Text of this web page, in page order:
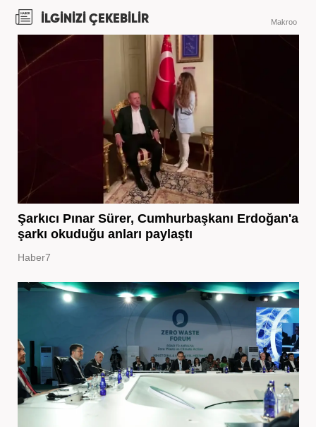
İLGİNİZİ ÇEKEBİLİR Makroo
Şarkıcı Pınar Sürer, Cumhurbaşkanı Erdoğan'a
şarkı okuduğu anları paylaştı
Haber7